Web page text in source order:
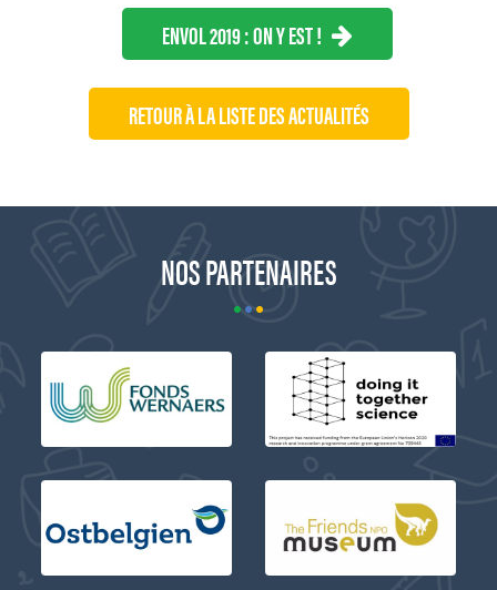
ENVOL 2019 : ON Y EST !
RETOUR À LA LISTE DES ACTUALITÉS
NOS PARTENAIRES